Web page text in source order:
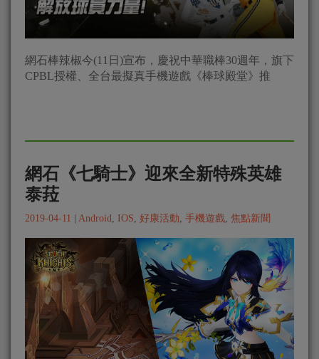
網石棒辣椒今(11日)宣布，慶祝中華職棒30週年，旗下
CPBL授權、全台最擬真手機遊戲《棒球殿堂》推
網石《七騎士》迎來全新特殊英雄
泰菈
2019-04-11 Android, IOS, 好康活動, 手機遊戲, 焦點新聞